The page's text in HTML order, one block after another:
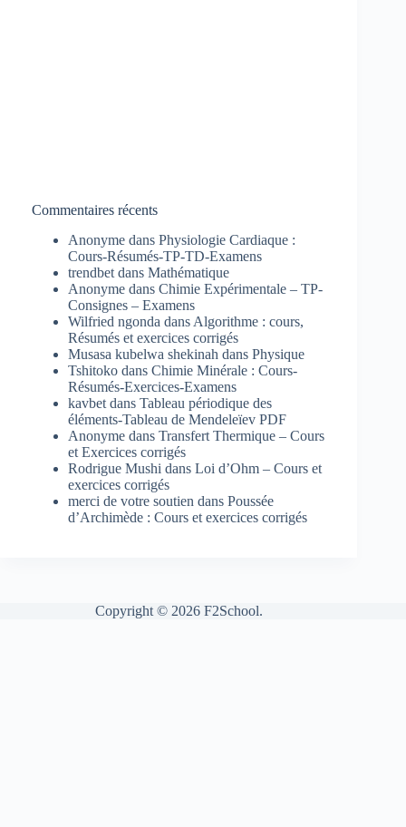
Commentaires récents
Anonyme dans Physiologie Cardiaque :
Cours-Résumés-TP-TD-Examens
trendbet dans Mathématique
Anonyme dans Chimie Expérimentale – TP-
Consignes – Examens
Wilfried ngonda dans Algorithme : cours,
Résumés et exercices corrigés
Musasa kubelwa shekinah dans Physique
Tshitoko dans Chimie Minérale : Cours-
Résumés-Exercices-Examens
kavbet dans Tableau périodique des
éléments-Tableau de Mendeleïev PDF
Anonyme dans Transfert Thermique – Cours
et Exercices corrigés
Rodrigue Mushi dans Loi d’Ohm – Cours et
exercices corrigés
merci de votre soutien dans Poussée
d’Archimède : Cours et exercices corrigés
Copyright © 2026 F2School.